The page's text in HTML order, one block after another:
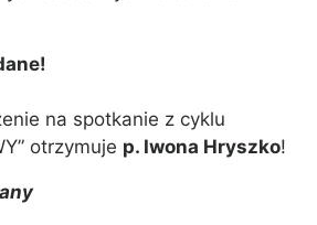
na spotkanie z cyklu
otrzymuje p. Iwona Hryszko!